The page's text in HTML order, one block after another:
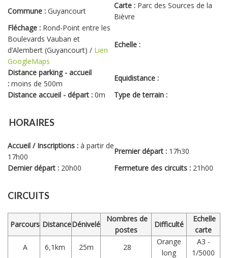
Commune : Guyancourt
Carte : Parc des Sources de la
Bièvre
Fléchage : Rond-Point entre les
Boulevards Vauban et
d’Alembert (Guyancourt) / Lien
GoogleMaps
Echelle :
Distance parking - accueil
: moins de 500m
Equidistance :
Distance accueil - départ : 0m Type de terrain :
HORAIRES
Accueil / Inscriptions : à partir de
17h00
Premier départ : 17h30
Dernier départ : 20h00 Fermeture des circuits : 21h00
CIRCUITS
Parcours DistanceDénivelé
Nombres de
postes
Difficulté
Echelle
carte
A
6,1km 25m 28
Orange
long
A3 -
1/5000